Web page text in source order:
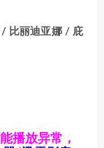
比丽迪亚娜 / 庇
播放异常，